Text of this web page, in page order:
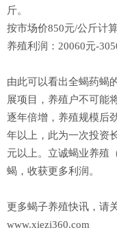
斤。
按市场价850元/公斤计
养殖利润：20060元-
由此可以看出全蝎药蝎
展项目，养殖户不可能
逐年倍增，养殖规模后
年以上，此为一次投资
元以上。立诚蝎业养殖
蝎，收获更多利润。
更多蝎子养殖快讯，请
www.xiezi360.com